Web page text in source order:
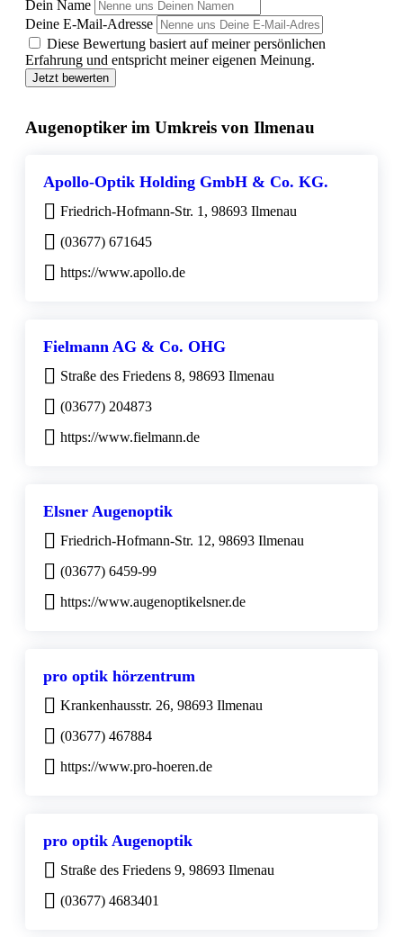
Dein Name
Deine E-Mail-Adresse
Diese Bewertung basiert auf meiner persönlichen
Erfahrung und entspricht meiner eigenen Meinung.
Jetzt bewerten
Augenoptiker im Umkreis von Ilmenau
Apollo-Optik Holding GmbH & Co. KG.
Friedrich-Hofmann-Str. 1, 98693 Ilmenau
(03677) 671645
https://www.apollo.de
Fielmann AG & Co. OHG
Straße des Friedens 8, 98693 Ilmenau
(03677) 204873
https://www.fielmann.de
Elsner Augenoptik
Friedrich-Hofmann-Str. 12, 98693 Ilmenau
(03677) 6459-99
https://www.augenoptikelsner.de
pro optik hörzentrum
Krankenhausstr. 26, 98693 Ilmenau
(03677) 467884
https://www.pro-hoeren.de
pro optik Augenoptik
Straße des Friedens 9, 98693 Ilmenau
(03677) 4683401